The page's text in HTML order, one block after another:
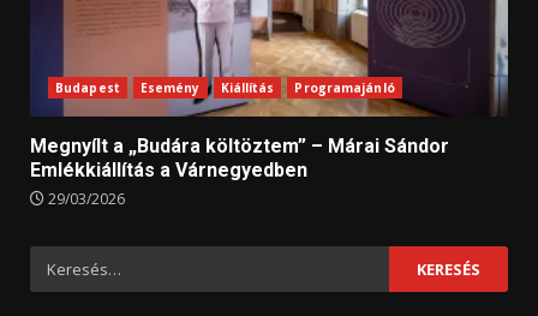
Budapest Esemény Kiállítás Programajánló
Megnyílt a „Budára költöztem” – Márai Sándor
Emlékkiállítás a Várnegyedben
29/03/2026
Keresés: